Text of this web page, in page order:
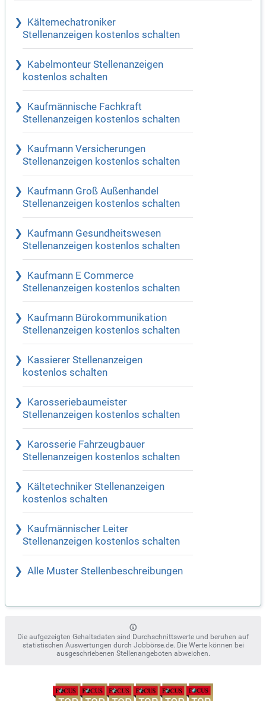
Kältemechatroniker
Stellenanzeigen kostenlos schalten
Kabelmonteur Stellenanzeigen
kostenlos schalten
Kaufmännische Fachkraft
Stellenanzeigen kostenlos schalten
Kaufmann Versicherungen
Stellenanzeigen kostenlos schalten
Kaufmann Groß Außenhandel
Stellenanzeigen kostenlos schalten
Kaufmann Gesundheitswesen
Stellenanzeigen kostenlos schalten
Kaufmann E Commerce
Stellenanzeigen kostenlos schalten
Kaufmann Bürokommunikation
Stellenanzeigen kostenlos schalten
Kassierer Stellenanzeigen
kostenlos schalten
Karosseriebaumeister
Stellenanzeigen kostenlos schalten
Karosserie Fahrzeugbauer
Stellenanzeigen kostenlos schalten
Kältetechniker Stellenanzeigen
kostenlos schalten
Kaufmännischer Leiter
Stellenanzeigen kostenlos schalten
Alle Muster Stellenbeschreibungen
Die aufgezeigten Gehaltsdaten sind Durchschnittswerte und beruhen auf
statistischen Auswertungen durch Jobbörse.de. Die Werte können bei
ausgeschriebenen Stellenangeboten abweichen.